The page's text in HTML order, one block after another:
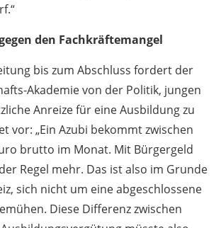
den Fachkräftemangel
bis zum Abschluss fordert der
Akademie von der Politik, jungen
Anreize für eine Ausbildung zu
vor: „Ein Azubi bekommt zwischen
brutto im Monat. Mit Bürgergeld
Regel mehr. Das ist also im Grunde
sich nicht um eine abgeschlossene
Diese Differenz zwischen